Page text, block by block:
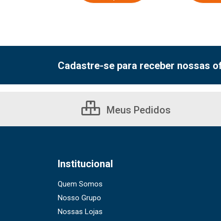
Cadastre-se para receber nossas
Meus Pedidos
Institucional
Quem Somos
Nosso Grupo
Nossas Lojas